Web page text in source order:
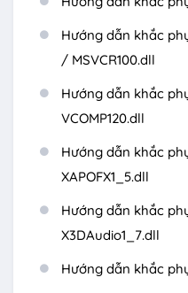
Hướng dẫn khắc
/ MSVCR100.dll
Hướng dẫn khắc
VCOMP120.dll
Hướng dẫn khắc
XAPOFX1_5.dll
Hướng dẫn khắc
X3DAudio1_7.dll
Hướng dẫn khắc